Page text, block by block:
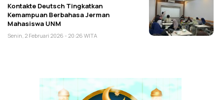
Kontakte Deutsch Tingkatkan
Kemampuan Berbahasa Jerman
Mahasiswa UNM
Senin, 2 Februari 2026 - 20:26 WITA